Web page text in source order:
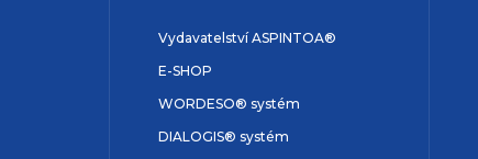
Vydavatelství ASPINTOA®
E-SHOP
WORDESO® systém
DIALOGIS® systém